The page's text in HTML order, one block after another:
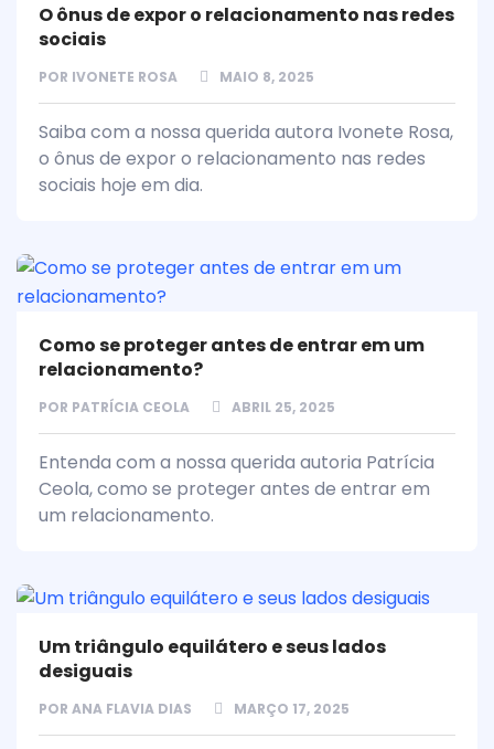
O ônus de expor o relacionamento nas redes
sociais
POR IVONETE ROSA MAIO 8, 2025
Saiba com a nossa querida autora Ivonete Rosa,
o ônus de expor o relacionamento nas redes
sociais hoje em dia.
Como se proteger antes de entrar em um
relacionamento?
POR PATRÍCIA CEOLA ABRIL 25, 2025
Entenda com a nossa querida autoria Patrícia
Ceola, como se proteger antes de entrar em
um relacionamento.
Um triângulo equilátero e seus lados
desiguais
POR ANA FLAVIA DIAS MARÇO 17, 2025